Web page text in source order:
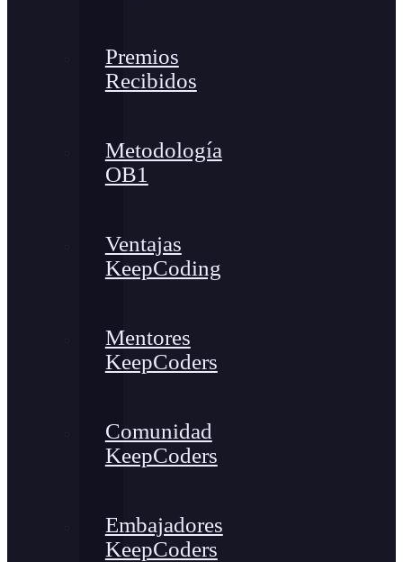
Premios
Recibidos
Metodología
OB1
Ventajas
KeepCoding
Mentores
KeepCoders
Comunidad
KeepCoders
Embajadores
KeepCoders